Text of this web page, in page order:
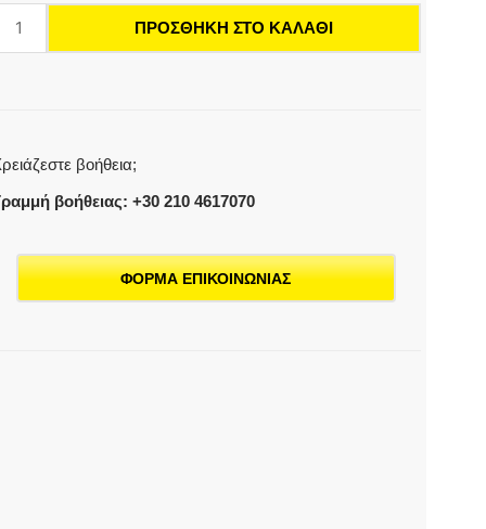
κινητήρα
ποσότητα
ΠΡΟΣΘΉΚΗ ΣΤΟ ΚΑΛΆΘΙ
βοήθεια;
βοήθειας: +30 210 4617070
ΦΟΡΜΑ ΕΠΙΚΟΙΝΩΝΙΑΣ